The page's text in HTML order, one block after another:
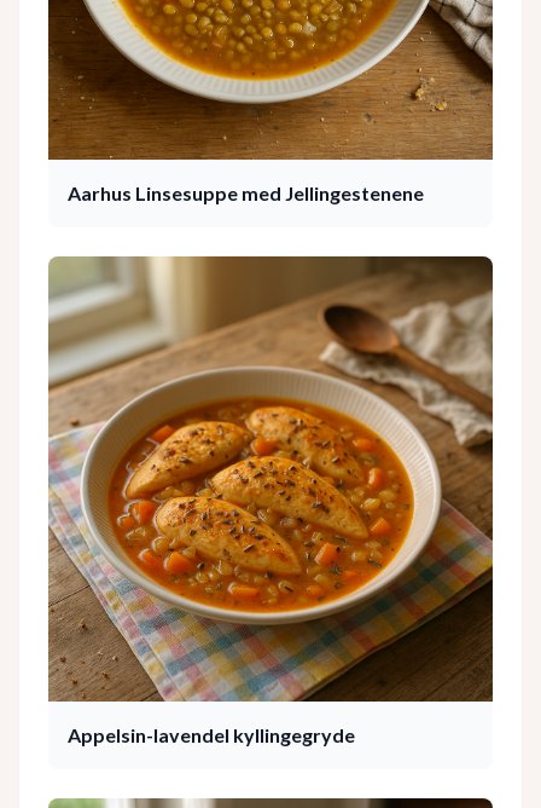
Aarhus Linsesuppe med Jellingestenene
Appelsin-lavendel kyllingegryde